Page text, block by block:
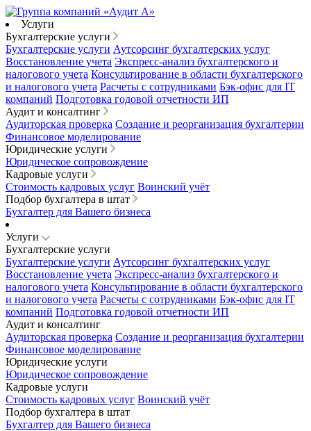
Услуги
Бухгалтерские услуги
Бухгалтерские услуги Аутсорсинг бухгалтерских услуг
Восстановление учета Экспресс-анализ бухгалтерского и
налогового учета Консультирование в области бухгалтерского
и налогового учета Расчеты с сотрудниками Бэк-офис для IT
компаний Подготовка годовой отчетности ИП
Аудит и консалтинг
Аудиторская проверка Создание и реорганизация бухгалтерии
Финансовое моделирование
Юридические услуги
Юридическое сопровождение
Кадровые услуги
Стоимость кадровых услуг Воинский учёт
Подбор бухгалтера в штат
Бухгалтер для Вашего бизнеса
Услуги
Бухгалтерские услуги
Бухгалтерские услуги Аутсорсинг бухгалтерских услуг
Восстановление учета Экспресс-анализ бухгалтерского и
налогового учета Консультирование в области бухгалтерского
и налогового учета Расчеты с сотрудниками Бэк-офис для IT
компаний Подготовка годовой отчетности ИП
Аудит и консалтинг
Аудиторская проверка Создание и реорганизация бухгалтерии
Финансовое моделирование
Юридические услуги
Юридическое сопровождение
Кадровые услуги
Стоимость кадровых услуг Воинский учёт
Подбор бухгалтера в штат
Бухгалтер для Вашего бизнеса